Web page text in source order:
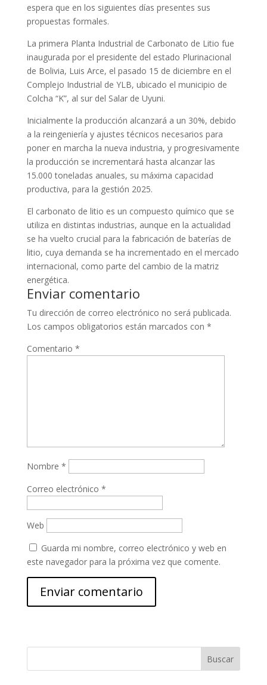
espera que en los siguientes días presentes sus
propuestas formales.
La primera Planta Industrial de Carbonato de Litio fue
inaugurada por el presidente del estado Plurinacional
de Bolivia, Luis Arce, el pasado 15 de diciembre en el
Complejo Industrial de YLB, ubicado el municipio de
Colcha “K”, al sur del Salar de Uyuni.
Inicialmente la producción alcanzará a un 30%, debido
a la reingeniería y ajustes técnicos necesarios para
poner en marcha la nueva industria, y progresivamente
la producción se incrementará hasta alcanzar las
15.000 toneladas anuales, su máxima capacidad
productiva, para la gestión 2025.
El carbonato de litio es un compuesto químico que se
utiliza en distintas industrias, aunque en la actualidad
se ha vuelto crucial para la fabricación de baterías de
litio, cuya demanda se ha incrementado en el mercado
internacional, como parte del cambio de la matriz
energética.
Enviar comentario
Tu dirección de correo electrónico no será publicada.
Los campos obligatorios están marcados con *
Comentario *
Nombre *
Correo electrónico *
Web
Guarda mi nombre, correo electrónico y web en
este navegador para la próxima vez que comente.
Buscar